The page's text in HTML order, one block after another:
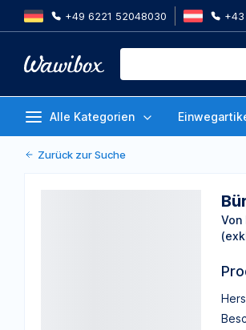
+49 6221 52048030 +43
Alle Kategorien
Bürste, Weiß,
Zurück zur Suche
Von